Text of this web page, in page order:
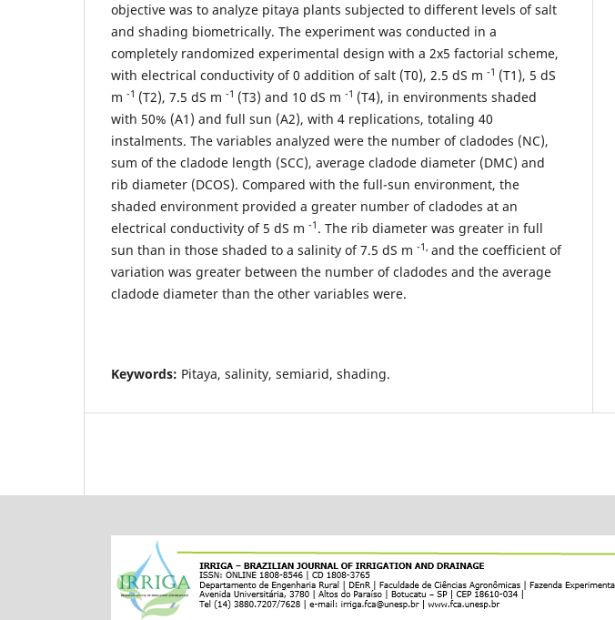
objective was to analyze pitaya plants subjected to different levels of salt
and shading biometrically. The experiment was conducted in a
completely randomized experimental design with a 2x5 factorial scheme,
with electrical conductivity of 0 addition of salt (T0), 2.5 dS m -1 (T1), 5 dS
m -1 (T2), 7.5 dS m -1 (T3) and 10 dS m -1 (T4), in environments shaded
with 50% (A1) and full sun (A2), with 4 replications, totaling 40
instalments. The variables analyzed were the number of cladodes (NC),
sum of the cladode length (SCC), average cladode diameter (DMC) and
rib diameter (DCOS). Compared with the full-sun environment, the
shaded environment provided a greater number of cladodes at an
electrical conductivity of 5 dS m -1 . The rib diameter was greater in full
sun than in those shaded to a salinity of 7.5 dS m -1, and the coefficient of
variation was greater between the number of cladodes and the average
cladode diameter than the other variables were.
Keywords: Pitaya, salinity, semiarid, shading.